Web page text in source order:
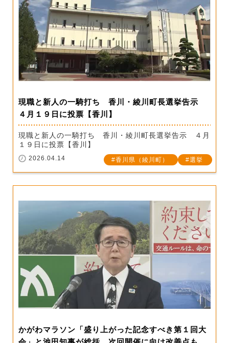
現職と新人の一騎打ち 香川・綾川町長選挙告示
４月１９日に投票【香川】
現職と新人の一騎打ち 香川・綾川町長選挙告示 ４月
１９日に投票【香川】
2026.04.14 香川県（綾川町） 選挙
かがわマラソン「盛り上がった記念すべき第１回大